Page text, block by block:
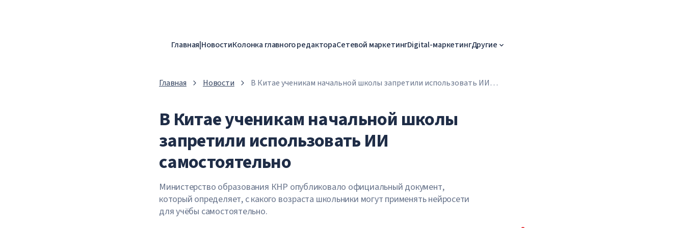
Главная|НовостиКолонка главного редактораСетевой маркетингDigital-маркетингДругие
Главная Новости
В Китае ученикам начальной школы запретили использовать ИИ
В Китае ученикам начальной школы
запретили использовать ИИ
самостоятельно
Министерство образования КНР опубликовало официальный документ,
который определяет, с какого возраста школьники могут применять нейросети
для учёбы самостоятельно.